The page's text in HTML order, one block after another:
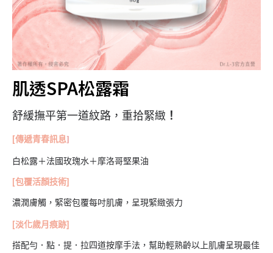
肌透SPA松露霜
舒緩撫平第一道紋路，重拾緊緻 ！
[傳遞青春訊息]
白松露＋法國玫瑰水＋摩洛哥堅果油
[包覆活顏技術]
濃潤膚觸，緊密包覆每吋肌膚，呈現緊緻張力
[淡化歲月痕跡]
搭配勻．點．提．拉四道按摩手法，幫助輕熟齡以上肌膚呈現最佳